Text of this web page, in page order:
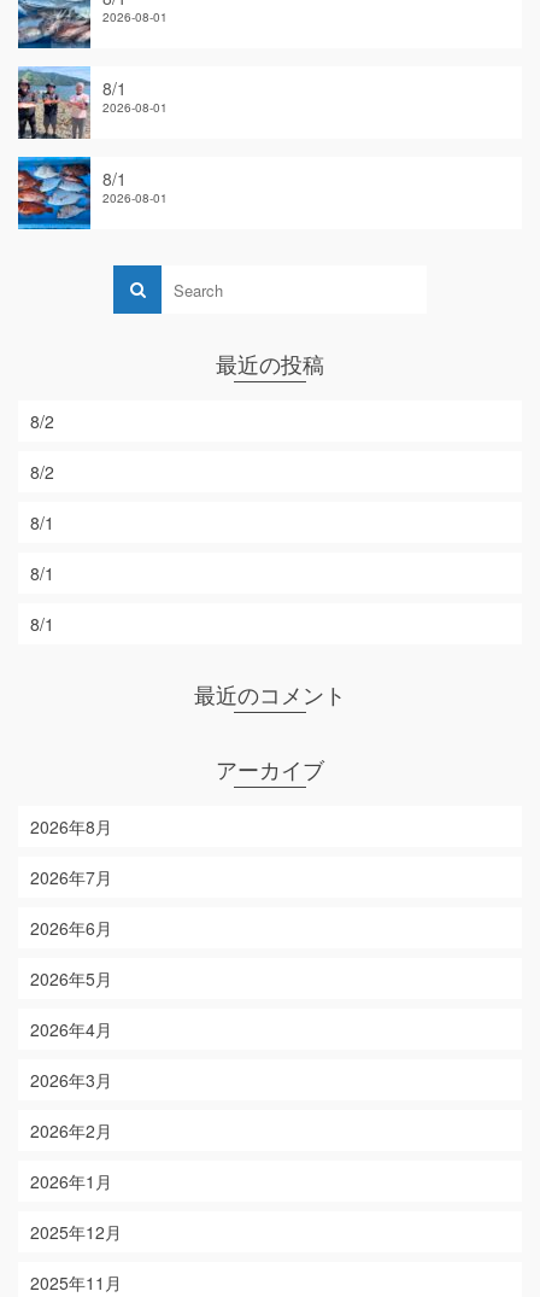
2026-08-01
8/1
2026-08-01
8/1
2026-08-01
最近の投稿
8/2
8/2
8/1
8/1
8/1
最近のコメント
アーカイブ
2026年8月
2026年7月
2026年6月
2026年5月
2026年4月
2026年3月
2026年2月
2026年1月
2025年12月
2025年11月